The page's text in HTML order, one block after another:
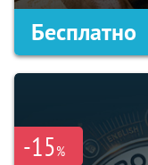
Бесплатно
-15%